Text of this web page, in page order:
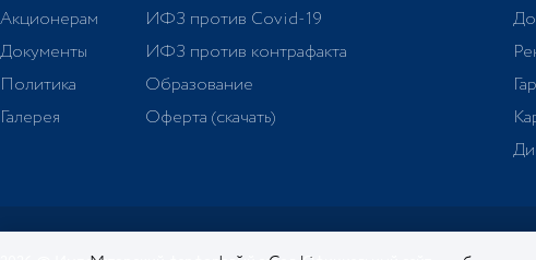
Акционерам
Документы
Политика
Галерея
ИФЗ против Covid-19
ИФЗ против контрафакта
Образование
Оферта (скачать)